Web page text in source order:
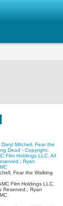
Fear the Walking
Film Holdings LLC.
Reserved.; Ryan
KULTUR
Specials
SERVICE
Gewinnspiele